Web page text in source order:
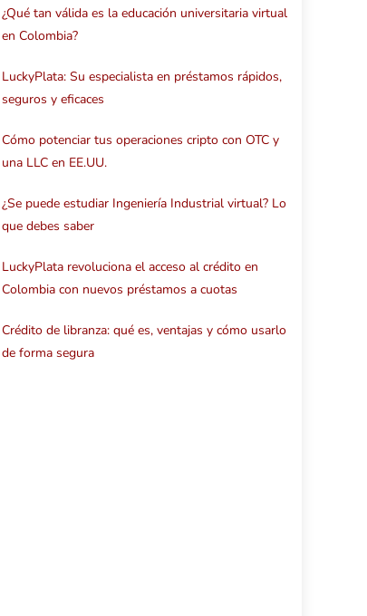
¿Qué tan válida es la educación universitaria virtual
en Colombia?
LuckyPlata: Su especialista en préstamos rápidos,
seguros y eficaces
Cómo potenciar tus operaciones cripto con OTC y
una LLC en EE.UU.
¿Se puede estudiar Ingeniería Industrial virtual? Lo
que debes saber
LuckyPlata revoluciona el acceso al crédito en
Colombia con nuevos préstamos a cuotas
Crédito de libranza: qué es, ventajas y cómo usarlo
de forma segura